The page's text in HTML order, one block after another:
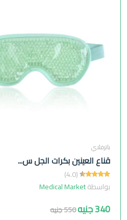
باترفلاي
قناع العينين بكرات الجل س...
(4.0)
بواسطةMedical Market
340 جنيه 550 جنيه